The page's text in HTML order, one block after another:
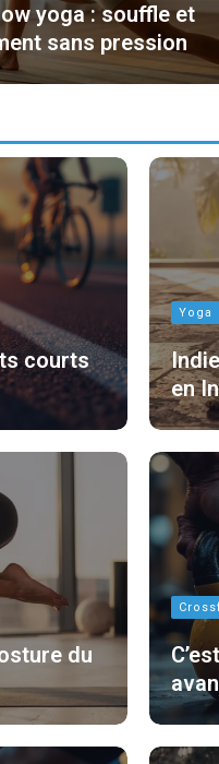
yoga : souffle et
sans pression
courts
Yoga
en
du